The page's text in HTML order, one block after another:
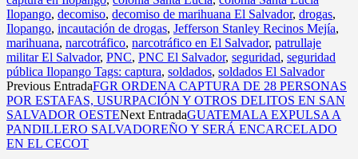
Ilopango, decomiso, decomiso de marihuana El Salvador, drogas,
Ilopango, incautación de drogas, Jefferson Stanley Recinos Mejía,
marihuana, narcotráfico, narcotráfico en El Salvador, patrullaje
militar El Salvador, PNC, PNC El Salvador, seguridad, seguridad
pública Ilopango Tags: captura, soldados, soldados El Salvador
Previous EntradaFGR ORDENA CAPTURA DE 28 PERSONAS
POR ESTAFAS, USURPACIÓN Y OTROS DELITOS EN SAN
SALVADOR OESTENext EntradaGUATEMALA EXPULSA A
PANDILLERO SALVADOREÑO Y SERÁ ENCARCELADO
EN EL CECOT